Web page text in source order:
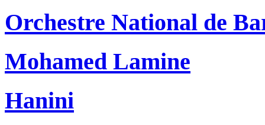
Orchestre National de
Mohamed Lamine
Hanini